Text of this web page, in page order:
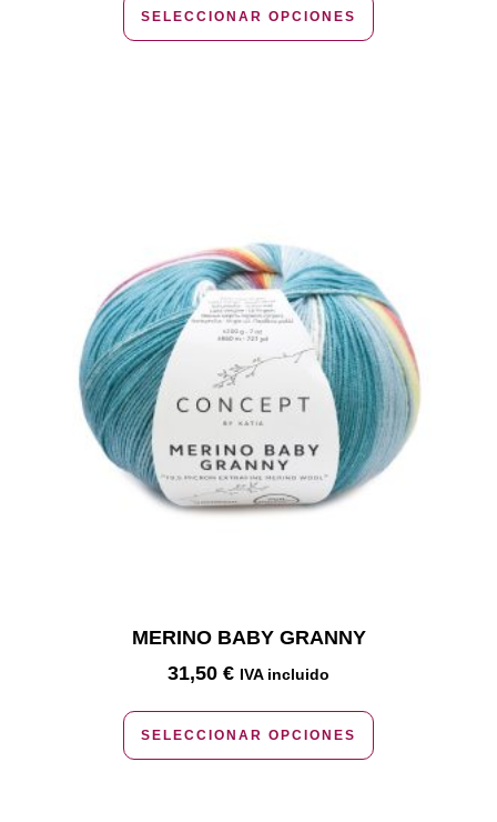
SELECCIONAR OPCIONES
MERINO BABY GRANNY
31,50 € IVA incluido
SELECCIONAR OPCIONES